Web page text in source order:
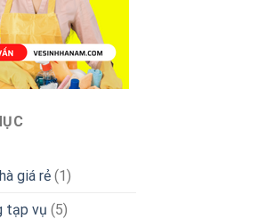
giá rẻ(1)
tạp vụ (5)